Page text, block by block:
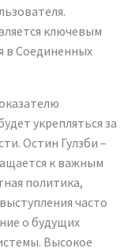
ключевым
в Соединенных
укрепляться за
Остин Гулзби –
к важным
политика,
часто
о будущих
Высокое